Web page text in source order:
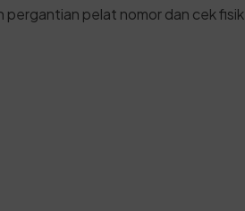
pergantian pelat nomor dan cek fisik